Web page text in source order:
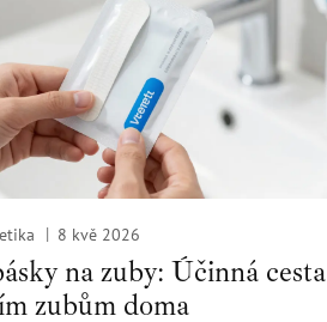
8 kvě 2026
na zuby: Účinná cesta
zubům doma